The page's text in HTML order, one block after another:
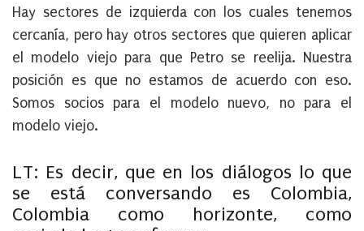
Hay sectores de izquierda con los cuales tenemos
cercanía, pero hay otros sectores que quieren aplicar
el modelo viejo para que Petro se reelija. Nuestra
posición es que no estamos de acuerdo con eso.
Somos socios para el modelo nuevo, no para el
modelo viejo.
LT: Es decir, que en los diálogos lo que
se está conversando es Colombia,
Colombia como horizonte, como